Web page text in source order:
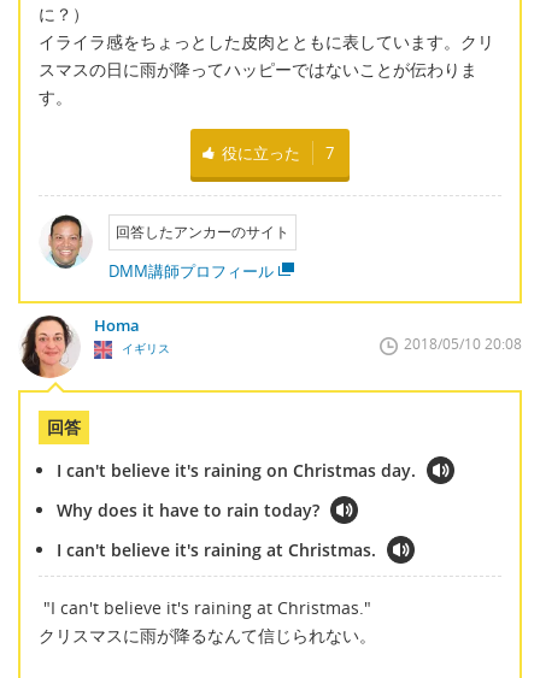
に？）
イライラ感をちょっとした皮肉とともに表しています。クリ
スマスの日に雨が降ってハッピーではないことが伝わりま
す。
役に立った 7
回答したアンカーのサイト
DMM講師プロフィール
Homa
イギリス 2018/05/10 20:08
回答
I can't believe it's raining on Christmas day.
Why does it have to rain today?
I can't believe it's raining at Christmas.
"I can't believe it's raining at Christmas."
クリスマスに雨が降るなんて信じられない。